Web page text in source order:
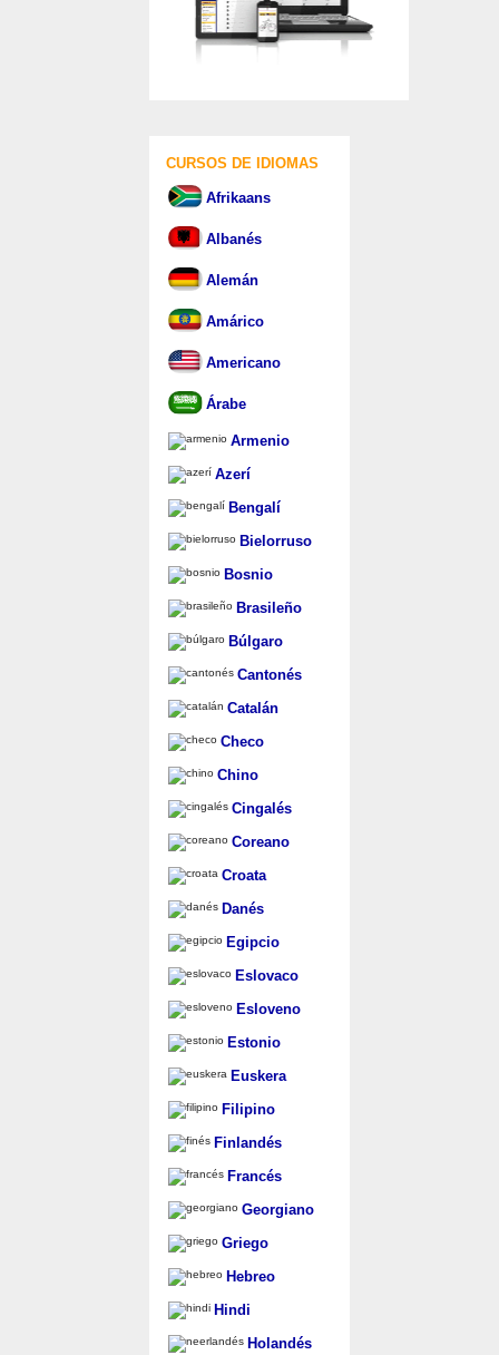
CURSOS DE IDIOMAS
Afrikaans
Albanés
Alemán
Amárico
Americano
Árabe
Armenio
Azerí
Bengalí
Bielorruso
Bosnio
Brasileño
Búlgaro
Cantonés
Catalán
Checo
Chino
Cingalés
Coreano
Croata
Danés
Egipcio
Eslovaco
Esloveno
Estonio
Euskera
Filipino
Finlandés
Francés
Georgiano
Griego
Hebreo
Hindi
Holandés